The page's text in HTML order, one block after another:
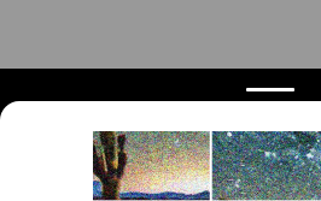
Поиск запчастей О